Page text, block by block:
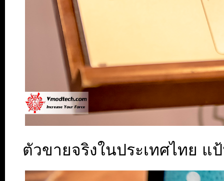
ตัวขายจริงในประเทศไทย